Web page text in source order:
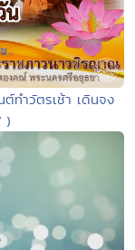
ทำวัตรเช้า เดินจง
)